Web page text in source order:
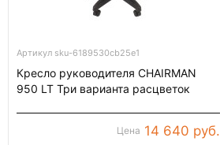
Артикул sku-6189530cb25e1
Кресло руководителя CHAIRMAN
950 LT Три варианта расцветок
Цена 14 640 руб.